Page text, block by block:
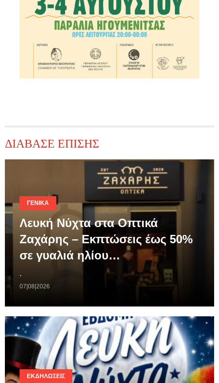
ΔΙΑΒΑΣΕ ΕΠΙΣΗΣ
ΓΕΝΙΚΆ
Λευκή Νύχτα στα Οπτικά
Ζαχάρης – Εκπτώσεις έως 50%
σε γυαλιά ηλίου…
.
07|08|2026
ΕΚΔΗΛΏΣΕΙΣ